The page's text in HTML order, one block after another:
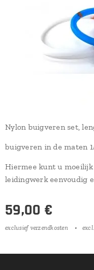
Nylon buigveren set,
buigveren in de maten
Hiermee kunt u
leidingwerk eenvoudig
59,00 €
exclusief verzendkosten